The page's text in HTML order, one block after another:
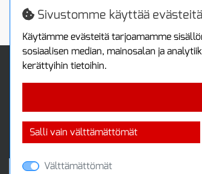
Boxo
Brennenstuhl
Fluke
Info
Yhteystiedot
Takuutietoa
Toimitustavat
Turvallista
Tax free /
Sivustomme käyttää evästeitä
Käytämme evästeitä tarjoamamme
sosiaalisen median, mainosalan ja
kerättyihin tietoihin.
Salli vain välttämättömät
Välttämättömät